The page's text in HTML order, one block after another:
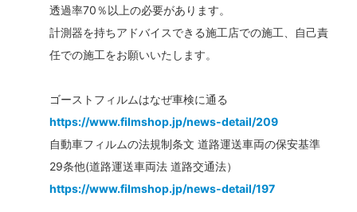
透過率70％以上の必要があります。
計測器を持ちアドバイスできる施工店での施工、自己責
任での施工をお願いいたします。
ゴーストフィルムはなぜ車検に通る
https://www.filmshop.jp/news-detail/209
自動車フィルムの法規制条文 道路運送車両の保安基準
29条他(道路運送車両法 道路交通法）
https://www.filmshop.jp/news-detail/197